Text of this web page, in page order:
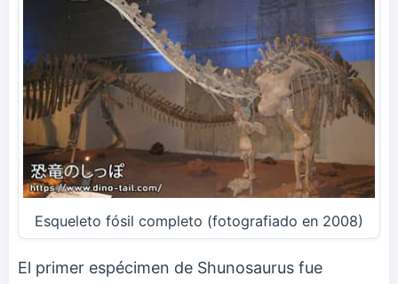
Esqueleto fósil completo (fotografiado en 2008)
El primer espécimen de Shunosaurus fue